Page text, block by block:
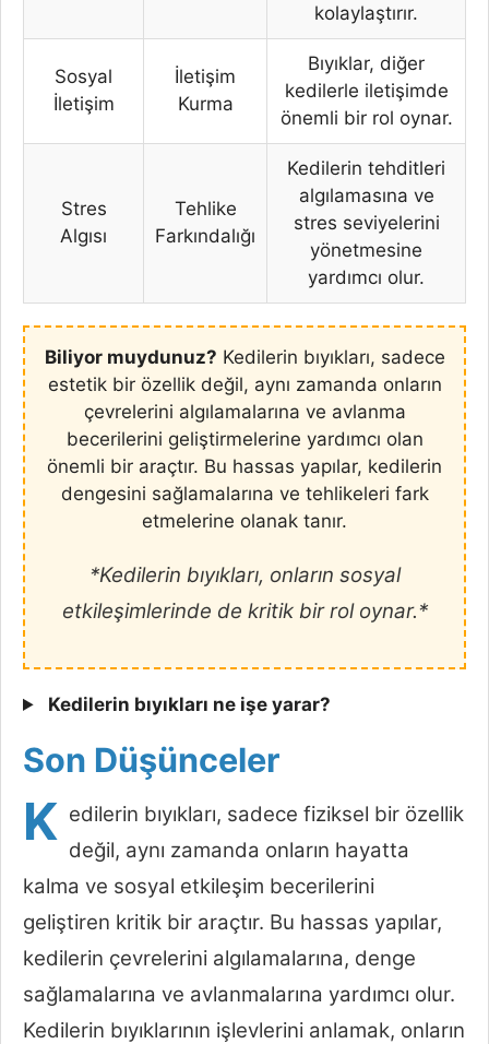
kolaylaştırır.
Sosyal
İletişim
İletişim
Kurma
Bıyıklar, diğer
kedilerle iletişimde
önemli bir rol oynar.
Stres
Algısı
Tehlike
Farkındalığı
Kedilerin tehditleri
algılamasına ve
stres seviyelerini
yönetmesine
yardımcı olur.
Biliyor muydunuz? Kedilerin bıyıkları, sadece
estetik bir özellik değil, aynı zamanda onların
çevrelerini algılamalarına ve avlanma
becerilerini geliştirmelerine yardımcı olan
önemli bir araçtır. Bu hassas yapılar, kedilerin
dengesini sağlamalarına ve tehlikeleri fark
etmelerine olanak tanır.
*Kedilerin bıyıkları, onların sosyal
etkileşimlerinde de kritik bir rol oynar.*
Kedilerin bıyıkları ne işe yarar?
Son Düşünceler
K edilerin bıyıkları, sadece fiziksel bir özellik
değil, aynı zamanda onların hayatta
kalma ve sosyal etkileşim becerilerini
geliştiren kritik bir araçtır. Bu hassas yapılar,
kedilerin çevrelerini algılamalarına, denge
sağlamalarına ve avlanmalarına yardımcı olur.
Kedilerin bıyıklarının işlevlerini anlamak, onların